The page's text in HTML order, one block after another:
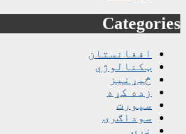
Categories
افغانستان
ټکنالوژي
څیړنیز
زده کړه
سپورت
سوداګرۍ
نړۍ